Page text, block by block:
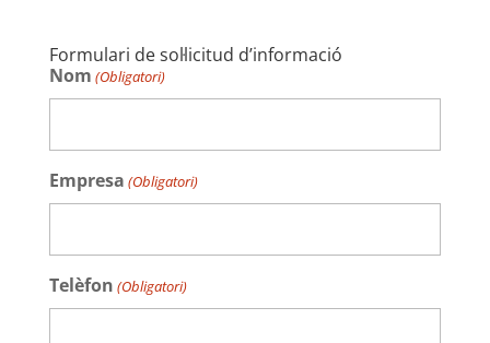
Formulari de sol·licitud d’informació
Nom (Obligatori)
Empresa (Obligatori)
Telèfon (Obligatori)